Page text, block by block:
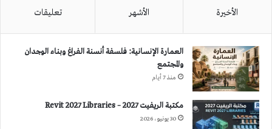
الأخيرة الأشهر تعليقات
العمارة الإنسانية: فلسفة أنسنة الفراغ وبناء الوجدان
والمجتمع
منذ 7 أيام
مكتبة الريفيت 2027 – Revit 2027 Libraries
30 يونيو، 2026